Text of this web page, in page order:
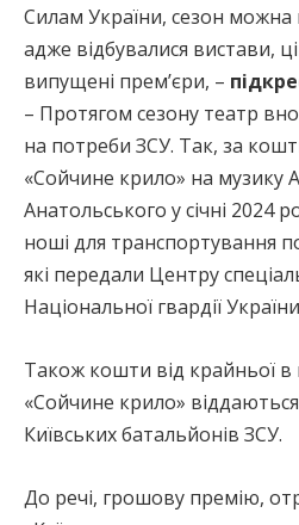
Силам України, сезон
адже відбувалися вистави,
випущені прем’єри, –
– Протягом сезону театр
на потреби ЗСУ. Так, за
«Сойчине крило» на музику
Анатольського у січні 2024
ноші для транспортування
які передали Центру
Національної гвардії
Також кошти від крайньої в
«Сойчине крило»
Київських батальйонів ЗСУ.
До речі, грошову премію,